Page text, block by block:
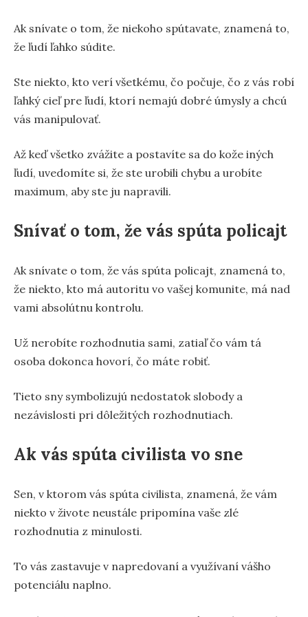
Ak snívate o tom, že niekoho spútavate, znamená to,
že ľudí ľahko súdite.
Ste niekto, kto verí všetkému, čo počuje, čo z vás robí
ľahký cieľ pre ľudí, ktorí nemajú dobré úmysly a chcú
vás manipulovať.
Až keď všetko zvážite a postavíte sa do kože iných
ľudí, uvedomíte si, že ste urobili chybu a urobíte
maximum, aby ste ju napravili.
Snívať o tom, že vás spúta policajt
Ak snívate o tom, že vás spúta policajt, znamená to,
že niekto, kto má autoritu vo vašej komunite, má nad
vami absolútnu kontrolu.
Už nerobíte rozhodnutia sami, zatiaľ čo vám tá
osoba dokonca hovorí, čo máte robiť.
Tieto sny symbolizujú nedostatok slobody a
nezávislosti pri dôležitých rozhodnutiach.
Ak vás spúta civilista vo sne
Sen, v ktorom vás spúta civilista, znamená, že vám
niekto v živote neustále pripomína vaše zlé
rozhodnutia z minulosti.
To vás zastavuje v napredovaní a využívaní vášho
potenciálu naplno.